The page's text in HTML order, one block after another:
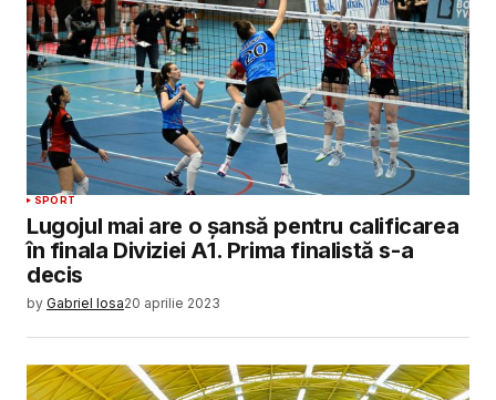
SPORT
Lugojul mai are o șansă pentru calificarea
în finala Diviziei A1. Prima finalistă s-a
decis
by Gabriel Iosa20 aprilie 2023